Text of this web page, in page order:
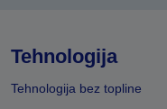
Tehnologija
Tehnologija bez topline